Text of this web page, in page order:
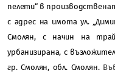
пелети“ в
с адрес на имота ул.
Смолян, с начин на
урбанизирана, с
гр. Смолян, обл. Смолян.